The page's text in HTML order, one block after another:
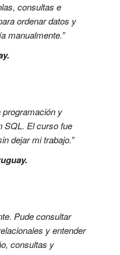
consultas e
ordenar datos y
manualmente.”
programación y
SQL. El curso fue
dejar mi trabajo.”
Pude consultar
y entender
consultas y